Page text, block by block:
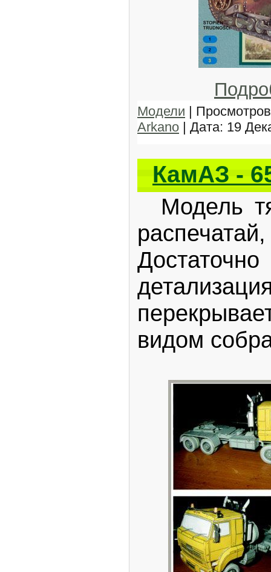
Модели |
Arkano | Дата: 19
КамАЗ -
Модель
видом